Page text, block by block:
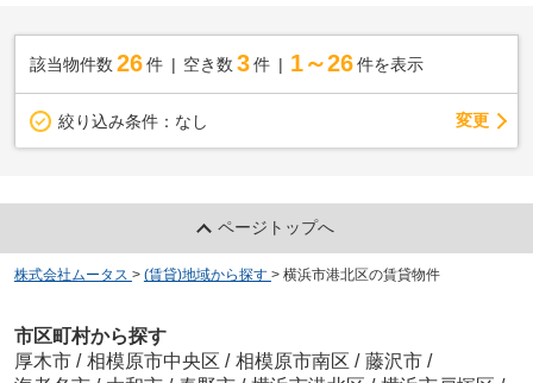
該当物件数 26件 空き数 3 件 1～26 件を表示
絞り込み条件： なし 変更
ページトップへ
株式会社ムータス > (賃貸)地域から探す > 横浜市港北区の賃貸物件
市区町村から探す
厚木市 / 相模原市中央区 / 相模原市南区 / 藤沢市 /